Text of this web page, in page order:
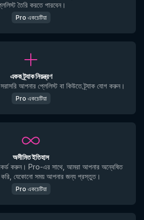
তৈরি করতে পারবেন।
Pro একচেটিয়া
একক ট্র্যাক নিয়ন্ত্রণ
আপনার প্লেলিস্ট বা কিউতে ট্র্যাক যোগ করুন।
Pro একচেটিয়া
অসীমিত ইতিহাস
করুন। Pro-এর সাথে, আমরা আপনার অন্বেষিত
করি, যেকোনো সময় আপনার জন্য প্রস্তুত।
Pro একচেটিয়া